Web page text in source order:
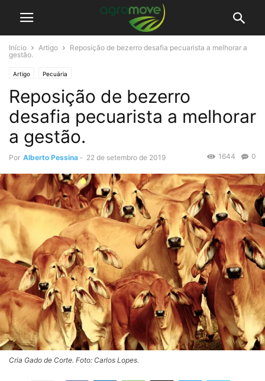
Início Artigo
Reposição de bezerro desafia pecuarista a melhorar a
gestão.
Artigo Pecuária
Reposição de bezerro
desafia pecuarista a melhorar
a gestão.
Por Alberto Pessina - 22 de setembro de 2019 0
1644
Cria Gado de Corte. Foto: Carlos Lopes.